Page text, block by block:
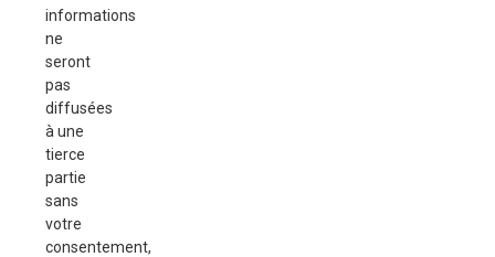
informations
ne
seront
pas
diffusées
à une
tierce
partie
sans
votre
consentement,